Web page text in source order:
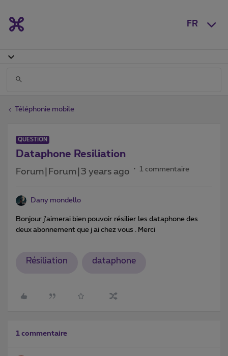
FR
Téléphonie mobile
QUESTION
Dataphone Resiliation
Forum|Forum|3 years ago 1 commentaire
Dany mondello
Bonjour j’aimerai bien pouvoir résilier les dataphone des
deux abonnement que j ai chez vous . Merci
Résiliation dataphone
1 commentaire